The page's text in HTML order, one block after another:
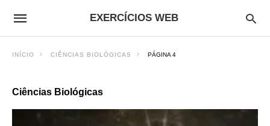
EXERCÍCIOS WEB
INÍCIO CIÊNCIAS BIOLÓGICAS PÁGINA 4
Ciências Biológicas